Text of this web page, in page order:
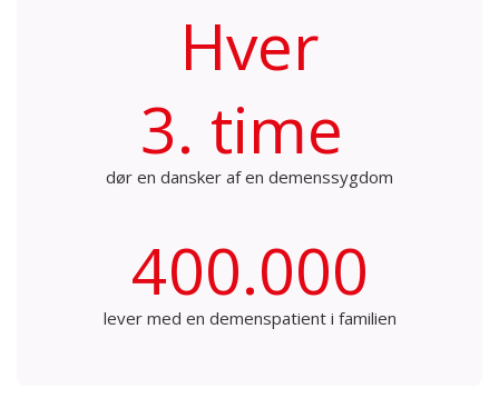
Hver
3. time
dør en dansker af en demenssygdom
400.000
lever med en demenspatient i familien